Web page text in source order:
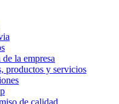
la empresa
productos y servicios
de calidad